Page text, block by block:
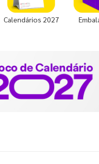
Calendários 2027